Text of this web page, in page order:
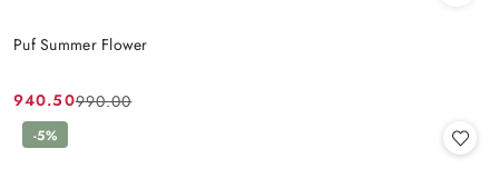
Puf Summer Flower
Cena
promocyjna:
940.50
Cena
przed
990.00
-5%